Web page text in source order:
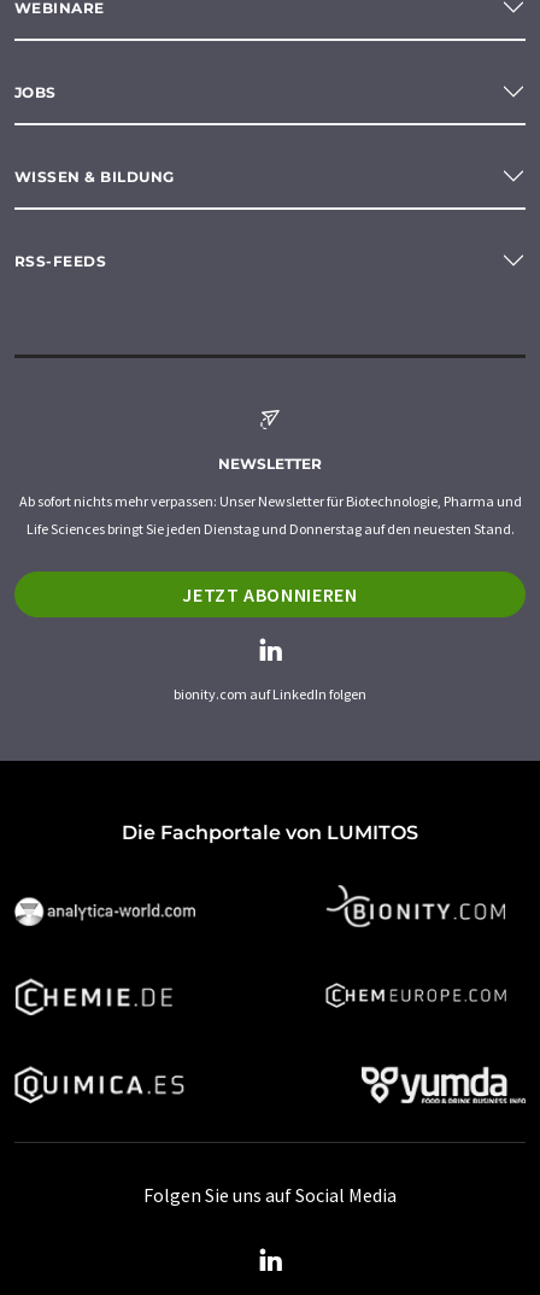
WEBINARE
JOBS
WISSEN & BILDUNG
RSS-FEEDS
NEWSLETTER
Ab sofort nichts mehr verpassen: Unser Newsletter für Biotechnologie, Pharma und
Life Sciences bringt Sie jeden Dienstag und Donnerstag auf den neuesten Stand.
JETZT ABONNIEREN
bionity.com auf LinkedIn folgen
Die Fachportale von LUMITOS
Folgen Sie uns auf Social Media